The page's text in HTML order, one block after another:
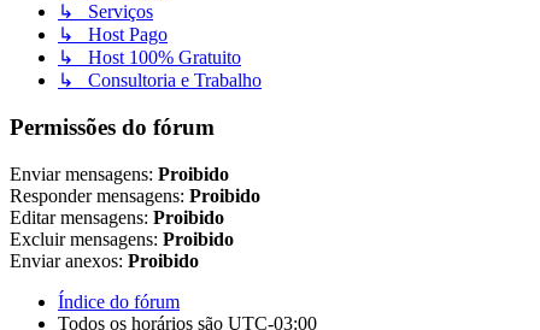
↳ Serviços
↳ Host Pago
↳ Host 100% Gratuito
↳ Consultoria e Trabalho
Permissões do fórum
Enviar mensagens: Proibido
Responder mensagens: Proibido
Editar mensagens: Proibido
Excluir mensagens: Proibido
Enviar anexos: Proibido
Índice do fórum
Todos os horários são UTC-03:00